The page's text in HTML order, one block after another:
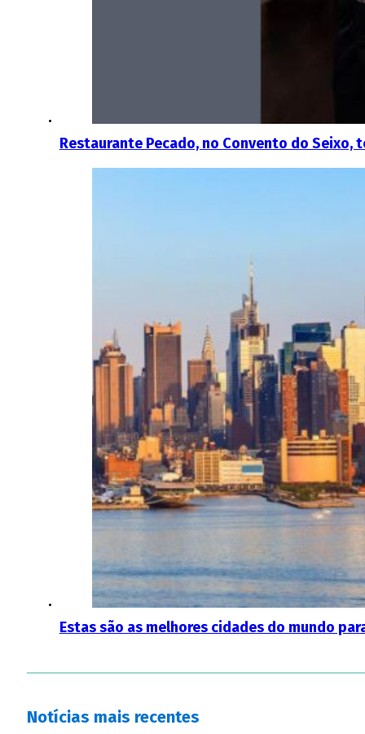
Restaurante Pecado, no Convento do Seixo,
Estas são as melhores cidades do mundo
Notícias mais recentes